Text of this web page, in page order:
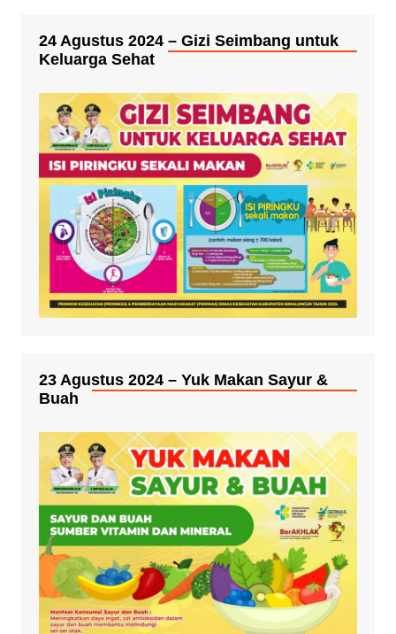
24 Agustus 2024 – Gizi Seimbang untuk
Keluarga Sehat
23 Agustus 2024 – Yuk Makan Sayur &
Buah